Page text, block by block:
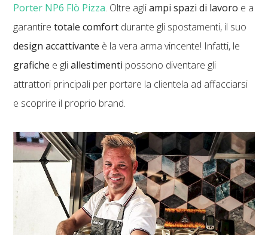
Porter NP6 Flò Pizza. Oltre agliampi spazi di lavoro e a
garantiretotale comfort durante gli spostamenti, il suo
design accattivante è la vera arma vincente! Infatti, le
grafiche e gliallestimenti possono diventare gli
attrattori principali per portare la clientela ad affacciarsi
e scoprire il proprio brand.